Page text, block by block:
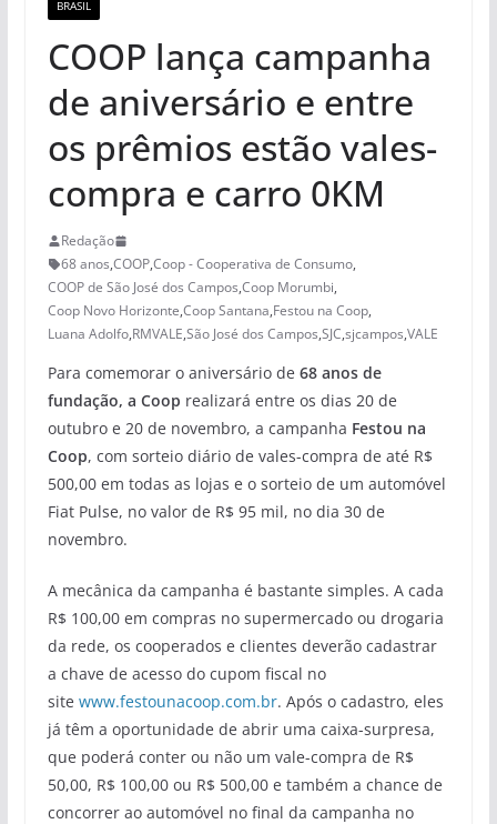
BRASIL
COOP lança campanha
de aniversário e entre
os prêmios estão vales-
compra e carro 0KM
Redação
68 anos,COOP,Coop - Cooperativa de Consumo,
COOP de São José dos Campos,Coop Morumbi,
Coop Novo Horizonte,Coop Santana,Festou na Coop,
Luana Adolfo,RMVALE,São José dos Campos,SJC,sjcampos,VALE
Para comemorar o aniversário de 68 anos de
fundação, a Coop realizará entre os dias 20 de
outubro e 20 de novembro, a campanha Festou na
Coop, com sorteio diário de vales-compra de até R$
500,00 em todas as lojas e o sorteio de um automóvel
Fiat Pulse, no valor de R$ 95 mil, no dia 30 de
novembro.
A mecânica da campanha é bastante simples. A cada
R$ 100,00 em compras no supermercado ou drogaria
da rede, os cooperados e clientes deverão cadastrar
a chave de acesso do cupom fiscal no
site www.festounacoop.com.br. Após o cadastro, eles
já têm a oportunidade de abrir uma caixa-surpresa,
que poderá conter ou não um vale-compra de R$
50,00, R$ 100,00 ou R$ 500,00 e também a chance de
concorrer ao automóvel no final da campanha no